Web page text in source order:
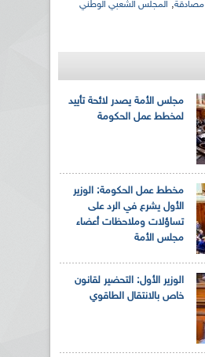
مصادقة, المجلس الشعبي الوطني
مجلس الأمة يصدر لائحة تأييد
لمخطط عمل الحكومة
مخطط عمل الحكومة: الوزير
الأول يشرع في الرد على
تساؤلات وملاحظات أعضاء
مجلس الأمة
الوزير الأول: التحضير لقانون
خاص بالانتقال الطاقوي